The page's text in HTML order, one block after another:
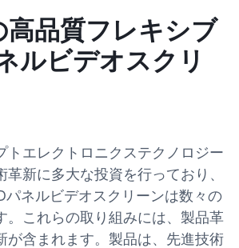
品質フレキシブ
ルビデオスクリ
トエレクトロニクステクノロジー
新に多大な投資を行っており、
パネルビデオスクリーンは数々の
。これらの取り組みには、製品革
が含まれます。製品は、先進技術